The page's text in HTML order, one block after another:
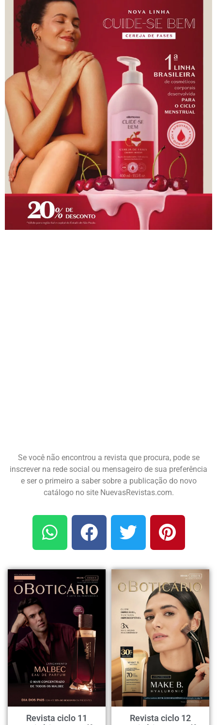
Se você não encontrou a revista que procura, pode se
inscrever na rede social ou mensageiro de sua preferência
e ser o primeiro a saber sobre a publicação do novo
catálogo no site NuevasRevistas.com.
Revista ciclo 11
Revista ciclo 12